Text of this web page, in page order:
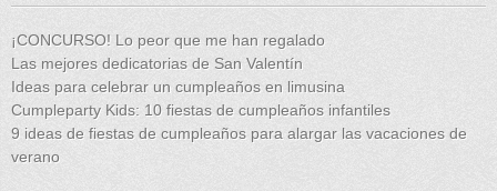
¡CONCURSO! Lo peor que me han regalado
Las mejores dedicatorias de San Valentín
Ideas para celebrar un cumpleaños en limusina
Cumpleparty Kids: 10 fiestas de cumpleaños infantiles
9 ideas de fiestas de cumpleaños para alargar las vacaciones de
verano